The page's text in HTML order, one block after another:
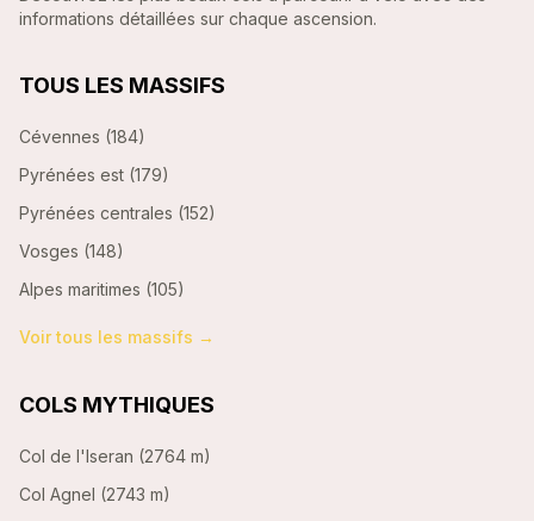
informations détaillées sur chaque ascension.
TOUS LES MASSIFS
Cévennes (184)
Pyrénées est (179)
Pyrénées centrales (152)
Vosges (148)
Alpes maritimes (105)
Voir tous les massifs →
COLS MYTHIQUES
Col de l'Iseran (2764 m)
Col Agnel (2743 m)